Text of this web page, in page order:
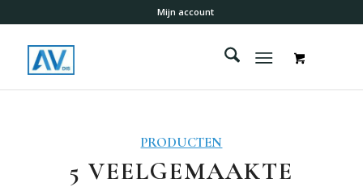
Mijn account
PRODUCTEN
5 VEELGEMAAKTE